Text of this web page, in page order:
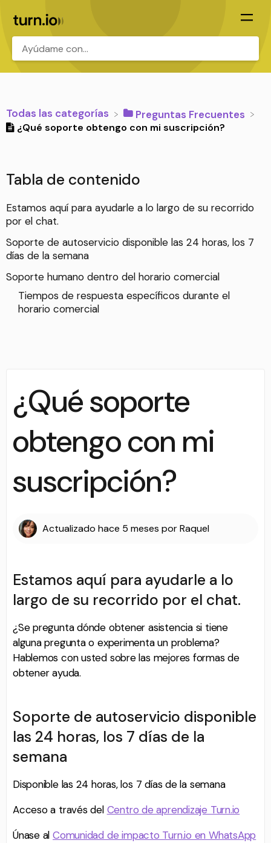
Tabla de contenido
Estamos aquí para ayudarle a lo largo de su recorrido
por el chat.
Soporte de autoservicio disponible las 24 horas, los 7
días de la semana
Soporte humano dentro del horario comercial
Tiempos de respuesta específicos durante el
horario comercial
Todas las categorías ​Preguntas Frecuentes
¿Qué soporte obtengo con mi suscripción?
¿Qué soporte
obtengo con mi
suscripción?
Actualizado hace 5 meses porRaquel
Estamos aquí para ayudarle a lo
largo de su recorrido por el chat.
¿Se pregunta dónde obtener asistencia si tiene
alguna pregunta o experimenta un problema?
Hablemos con usted sobre las mejores formas de
obtener ayuda.
Soporte de autoservicio disponible
las 24 horas, los 7 días de la
semana
Disponible las 24 horas, los 7 días de la semana
Acceso a través del Centro de aprendizaje Turn.io
Únase alComunidad de impacto Turn.io en WhatsApp
.